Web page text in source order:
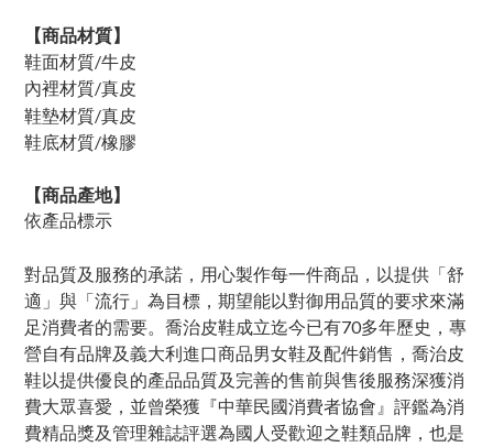
【商品材質】
鞋面材質/牛皮
內裡材質/真皮
鞋墊材質/真皮
鞋底材質/橡膠
【商品產地】
依產品標示
對品質及服務的承諾，用心製作每一件商品，以提供「舒
適」與「流行」為目標，期望能以對御用品質的要求來滿
足消費者的需要。喬治皮鞋成立迄今已有70多年歷史，專
營自有品牌及義大利進口商品男女鞋及配件銷售，喬治皮
鞋以提供優良的產品品質及完善的售前與售後服務深獲消
費大眾喜愛，並曾榮獲『中華民國消費者協會』評鑑為消
費精品獎及管理雜誌評選為國人受歡迎之鞋類品牌，也是